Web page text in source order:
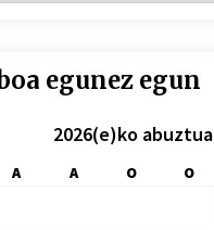
egunez egun
2026(e)ko abuztua
A A O O